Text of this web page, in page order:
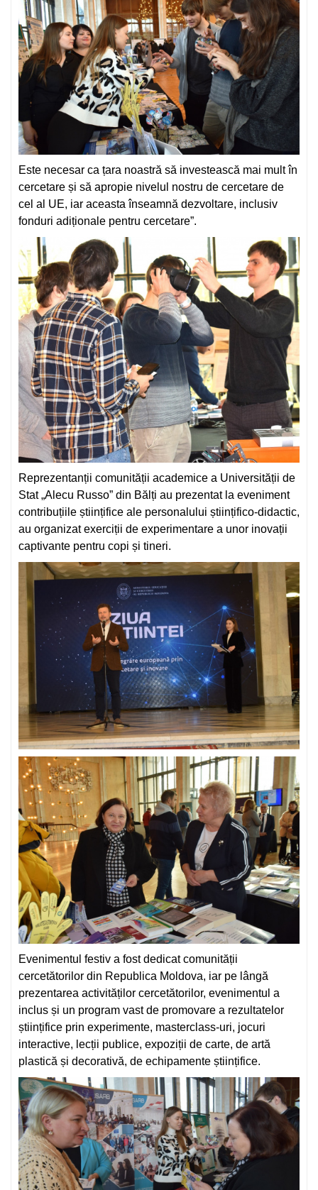
Este necesar ca țara noastră să investească mai mult în
cercetare și să apropie nivelul nostru de cercetare de
cel al UE, iar aceasta înseamnă dezvoltare, inclusiv
fonduri adiționale pentru cercetare”.
Reprezentanții comunității academice a Universității de
Stat „Alecu Russo” din Bălți au prezentat la eveniment
contribuțiile științifice ale personalului științifico-didactic,
au organizat exerciții de experimentare a unor inovații
captivante pentru copi și tineri.
Evenimentul festiv a fost dedicat comunității
cercetătorilor din Republica Moldova, iar pe lângă
prezentarea activităților cercetătorilor, evenimentul a
inclus și un program vast de promovare a rezultatelor
științifice prin experimente, masterclass-uri, jocuri
interactive, lecții publice, expoziții de carte, de artă
plastică și decorativă, de echipamente științifice.